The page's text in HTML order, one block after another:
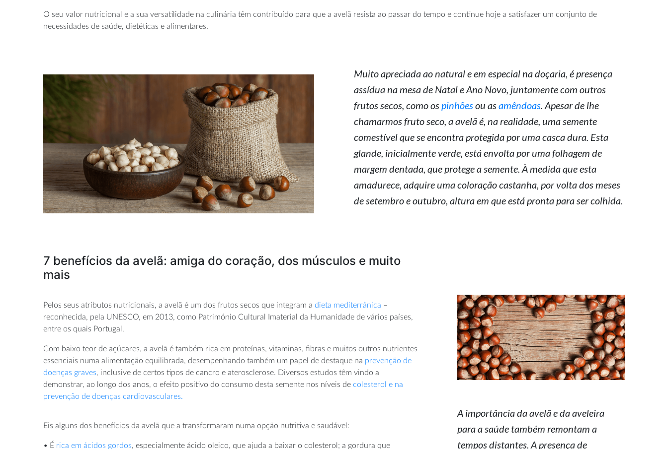
O seu valor nutricional e a sua versatilidade na culinária têm contribuído para que a avelã resista ao passar do tempo e continue hoje a satisfazer um conjunto de
necessidades de saúde, dietéticas e alimentares.
Muito apreciada ao natural e em especial na doçaria, é presença
assídua na mesa de Natal e Ano Novo, juntamente com outros
frutos secos, como ospinhõesou asamêndoas. Apesar de lhe
chamarmos fruto seco, a avelã é, na realidade, uma semente
comestível que se encontra protegida por uma casca dura. Esta
glande, inicialmente verde, está envolta por uma folhagem de
margem dentada, que protege a semente. À medida que esta
amadurece, adquire uma coloração castanha, por volta dos meses
de setembro e outubro, altura em que está pronta para ser colhida.
7 benefícios da avelã: amiga do coração, dos músculos e muito
mais
Pelos seus atributos nutricionais, a avelã é um dos frutos secos que integram a dieta mediterrânica –
reconhecida, pela UNESCO, em 2013, como Património Cultural Imaterial da Humanidade de vários países,
entre os quais Portugal.
Com baixo teor de açúcares, a avelã é também rica em proteínas, vitaminas, fibras e muitos outros nutrientes
essenciais numa alimentação equilibrada, desempenhando também um papel de destaque na prevenção de
doenças graves, inclusive de certos tipos de cancro e aterosclerose. Diversos estudos têm vindo a
demonstrar, ao longo dos anos, o efeito positivo do consumo desta semente nos níveis de colesterol e na
prevenção de doenças cardiovasculares.
Eis alguns dos benefícios da avelã que a transformaram numa opção nutritiva e saudável:
• É rica em ácidos gordos, especialmente ácido oleico, que ajuda a baixar o colesterol; a gordura que
A importância da avelã e da aveleira
para a saúde também remontam a
tempos distantes. A presença de